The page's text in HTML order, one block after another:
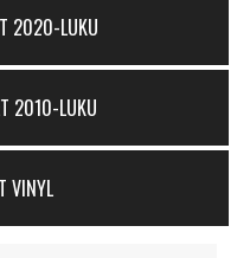
2020-LUKU
2010-LUKU
VINYL